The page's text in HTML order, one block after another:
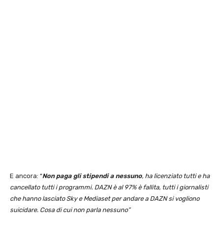
E ancora: “Non paga gli stipendi a nessuno, ha licenziato tutti e ha
cancellato tutti i programmi. DAZN è al 97% è fallita, tutti i giornalisti
che hanno lasciato Sky e Mediaset per andare a DAZN si vogliono
suicidare. Cosa di cui non parla nessuno”